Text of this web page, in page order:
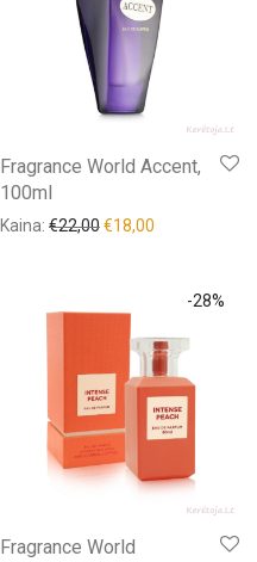
Fragrance World Accent,
100ml
Kaina: €22,00€18,00
-28%
Fragrance World